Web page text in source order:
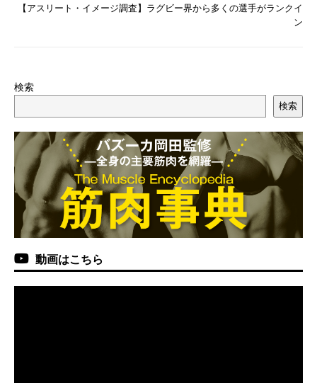
【アスリート・イメージ調査】ラグビー界から多くの選手がランクイ
ン
検索
検索
動画はこちら